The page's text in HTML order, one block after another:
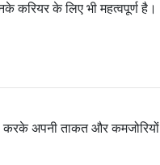
करियर के लिए भी महत्वपूर्ण है।
करके अपनी ताकत और कमजोरियों